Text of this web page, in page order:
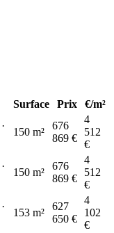
677 k€
677 k€
Surface Prix
€/m²
150 m²
676
869 €
4
512
€
150 m²
676
869 €
4
512
€
153 m²
627
650 €
4
102
€